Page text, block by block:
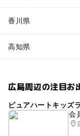
香川県
高知県
広島周辺の注目お
ピュアハートキッズ
会